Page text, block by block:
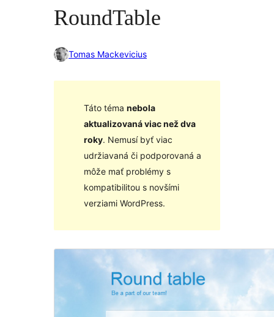
RoundTable
Tomas Mackevicius
Táto téma nebola
aktualizovaná viac než dva
roky. Nemusí byť viac
udržiavaná či podporovaná a
môže mať problémy s
kompatibilitou s novšími
verziami WordPress.